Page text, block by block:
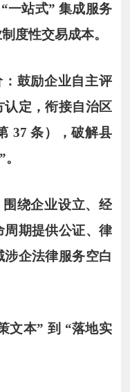
一站式” 集成服务
度性交易成本。
：鼓励企业自主评
定，衔接自治区
37 条），破解县
围绕企业设立、经
期提供公证、律
企法律服务空白
文本” 到 “落地实